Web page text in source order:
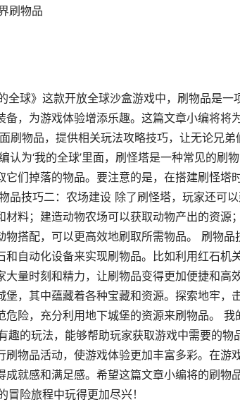
刷物品
全球》这款开放全球沙盒游戏中，刷物品是
备，为游戏体验增添乐趣。这篇文章小编将将
面刷物品，提供相关玩法攻略技巧，让无论兄
认为‘我的全球’里面，刷怪塔是一种常见的刷
它们掉落的物品。要注意的是，在搭建刷怪塔
品技巧二：农场建设 除了刷怪塔，玩家还可
材料；建造动物农场可以获取动物产出的资源
物搭配，可以更高效地刷取所需物品。 刷物品
和自动化设备来实现刷物品。比如利用红石机
大量时刻和精力，让刷物品变得更加便捷和高
堡，其中蕴藏着各种宝藏和资源。探索地牢，
危险，充分利用地下城堡的资源来刷物品。
趣的玩法，能够帮助玩家获取游戏中需要的
刷物品活动，使游戏体验更加丰富多彩。在游
成就感和满足感。希望这篇文章小编将的刷物
冒险旅程中玩得更加尽兴！